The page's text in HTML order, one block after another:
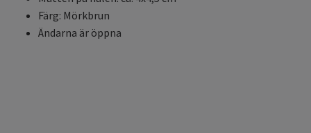
Färg: Mörkbrun
Ändarna är öppna